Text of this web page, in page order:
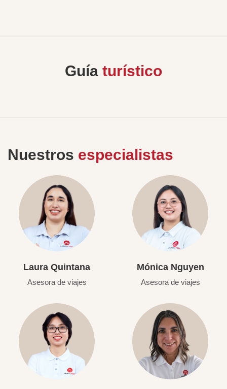
Guía turístico
Nuestros especialistas
Laura Quintana
Asesora de viajes
Mónica Nguyen
Asesora de viajes